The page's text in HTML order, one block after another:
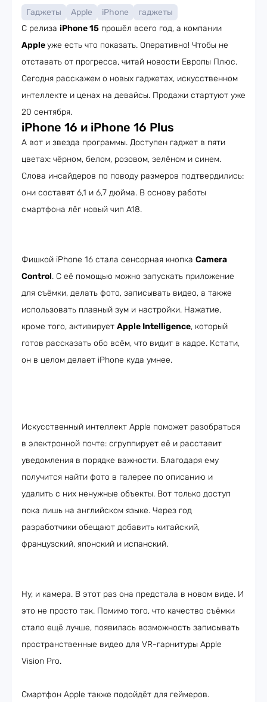
Гаджеты Apple iPhone
гаджеты
С релиза iPhone 15 прошёл всего год, а компании
Appleуже есть что показать. Оперативно! Чтобы не
отставать от прогресса, читай новости Европы Плюс.
Сегодня расскажем о новых гаджетах, искусственном
интеллекте и ценах на девайсы. Продажи стартуют уже
20 сентября.
iPhone 16 и iPhone 16 Plus
А вот и звезда программы. Доступен гаджет в пяти
цветах: чёрном, белом, розовом, зелёном и синем.
Слова инсайдеров по поводу размеров подтвердились:
они составят 6,1 и 6,7 дюйма. В основу работы
смартфона лёг новый чип A18.
Фишкой iPhone 16 стала сенсорная кнопка Camera
Control. С её помощью можно запускать приложение
для съёмки, делать фото, записывать видео, а также
использовать плавный зум и настройки. Нажатие,
кроме того, активирует Apple Intelligence, который
готов рассказать обо всём, что видит в кадре. Кстати,
он в целом делает iPhone куда умнее.
Искусственный интеллект Apple поможет разобраться
в электронной почте: сгруппирует её и расставит
уведомления в порядке важности. Благодаря ему
получится найти фото в галерее по описанию и
удалить с них ненужные объекты. Вот только доступ
пока лишь на английском языке. Через год
разработчики обещают добавить китайский,
французский, японский и испанский.
Ну, и камера. В этот раз она предстала в новом виде. И
это не просто так. Помимо того, что качество съёмки
стало ещё лучше, появилась возможность записывать
пространственные видео для VR-гарнитуры Apple
Vision Pro.
Смартфон Apple также подойдёт для геймеров.